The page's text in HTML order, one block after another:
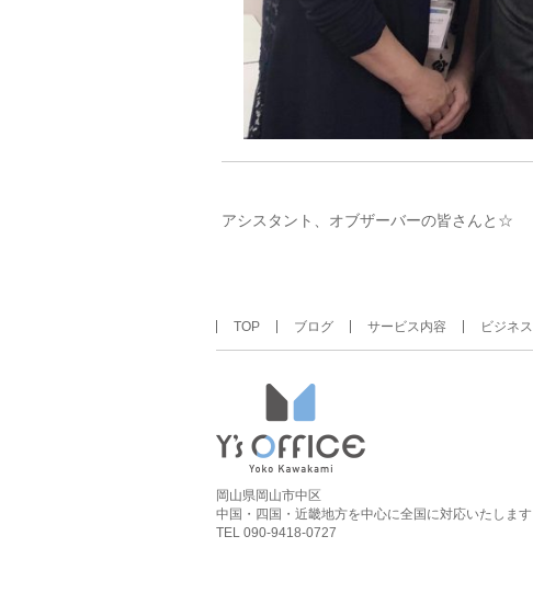
アシスタント、オブザーバーの皆さんと☆
TOP ブログ サービス内容 ビジネ
岡山県岡山市中区
中国・四国・近畿地方を中心に全国に対応いたします
TEL 090-9418-0727